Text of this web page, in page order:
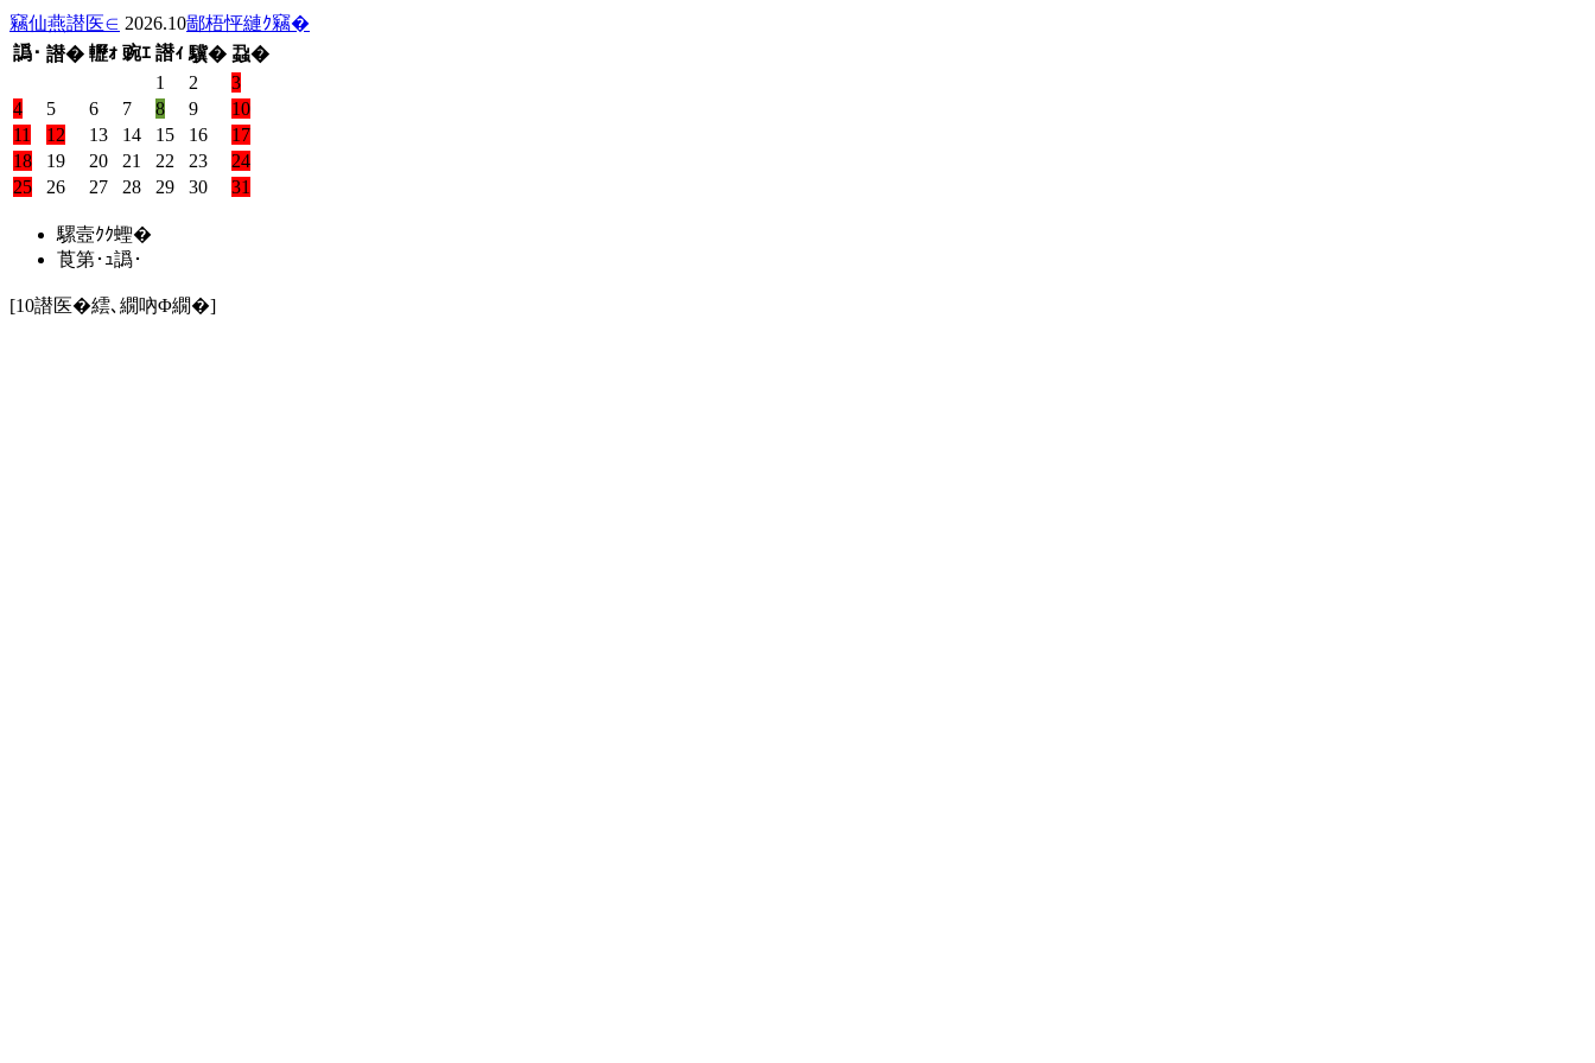
竊仙燕譛医∈ 2026.10鄙梧怦縺ｸ竊�
譌･ 譛� 轣ｫ 豌ｴ 譛ｨ 驥� 蝨�
1
2
3
4
5 6 7 8 9
10
11
12 13 14 15 16
17
18
19 20 21 22 23
24
25
26 27 28 29 30 31
騾壼ｸｸ蟶�
莨第･ｭ譌･
[10譛医�繧､繝吶Φ繝�]